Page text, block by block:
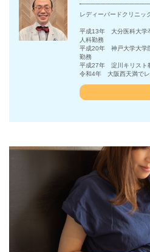
レディーバードクリニ
平成13年 大分医科大学
人科勤務
平成20年 神戸大学大学
勤務
平成27年 淀川キリスト
令和4年 大阪西天満でレ